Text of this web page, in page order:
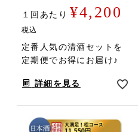
１回あたり ¥4,200
税込
定番人気の清酒セットを
定期便でお得にお届け♪
詳細を見る